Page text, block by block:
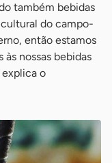
também bebidas
do campo-
então estamos
nossas bebidas
o